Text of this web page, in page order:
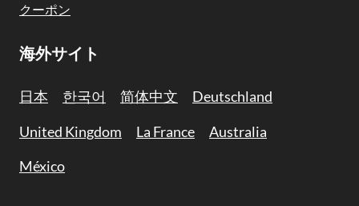
クーポン
海外サイト
日本 한국어 简体中文
Deutschland
United Kingdom
La France
Australia
México